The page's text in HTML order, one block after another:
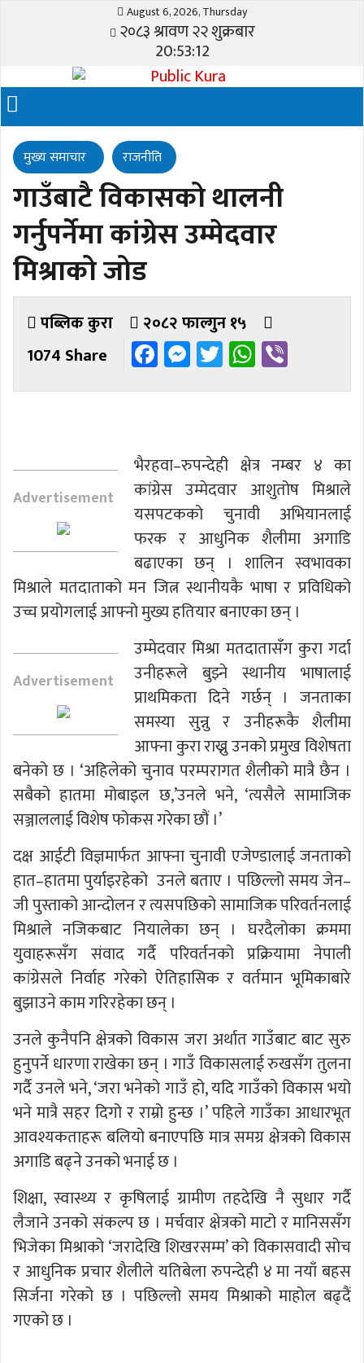
August 6, 2026, Thursday
२०८३ श्रावण २२ शुक्रबार
20:53:12
मुख्य समाचार राजनीति
गाउँबाटै विकासको थालनी
गर्नुपर्नेमा कांग्रेस उम्मेदवार
मिश्राको जोड
पब्लिक कुरा
२०८२ फाल्गुन १५
1074 Share
Facebook
Messenger
Twitter
Advertisement
भैरहवा–रुपन्देही क्षेत्र नम्बर ४ का
कांग्रेस उम्मेदवार आशुतोष मिश्राले
यसपटकको चुनावी अभियानलाई
फरक र आधुनिक शैलीमा अगाडि
बढाएका छन् । शालिन स्वभावका
मिश्राले मतदाताको मन जित्न स्थानीयकै भाषा र प्रविधिको
उच्च प्रयोगलाई आफ्नो मुख्य हतियार बनाएका छन् ।
Advertisement
उम्मेदवार मिश्रा मतदातासँग कुरा गर्दा
उनीहरूले बुझ्ने स्थानीय भाषालाई
प्राथमिकता दिने गर्छन् । जनताका
समस्या सुन्नु र उनीहरूकै शैलीमा
आफ्ना कुरा राख्नु उनको प्रमुख विशेषता
बनेको छ । ‘अहिलेको चुनाव परम्परागत शैलीको मात्रै छैन ।
सबैको हातमा मोबाइल छ,’उनले भने, ‘त्यसैले सामाजिक
सञ्जाललाई विशेष फोकस गरेका छौं ।’
दक्ष आईटी विज्ञमार्फत आफ्ना चुनावी एजेण्डालाई जनताको
हात–हातमा पुर्याइरहेको उनले बताए । पछिल्लो समय जेन–
जी पुस्ताको आन्दोलन र त्यसपछिको सामाजिक परिवर्तनलाई
मिश्राले नजिकबाट नियालेका छन् । घरदैलोका क्रममा
युवाहरूसँग संवाद गर्दै परिवर्तनको प्रक्रियामा नेपाली
कांग्रेसले निर्वाह गरेको ऐतिहासिक र वर्तमान भूमिकाबारे
बुझाउने काम गरिरहेका छन् ।
उनले कुनैपनि क्षेत्रको विकास जरा अर्थात गाउँबाट बाट सुरु
हुनुपर्ने धारणा राखेका छन् । गाउँ विकासलाई रुखसँग तुलना
गर्दै उनले भने, ‘जरा भनेको गाउँ हो, यदि गाउँको विकास भयो
भने मात्रै सहर दिगो र राम्रो हुन्छ ।’ पहिले गाउँका आधारभूत
आवश्यकताहरू बलियो बनाएपछि मात्र समग्र क्षेत्रको विकास
अगाडि बढ्ने उनको भनाई छ ।
शिक्षा, स्वास्थ्य र कृषिलाई ग्रामीण तहदेखि नै सुधार गर्दै
लैजाने उनको संकल्प छ । मर्चवार क्षेत्रको माटो र मानिससँग
भिजेका मिश्राको ‘जरादेखि शिखरसम्म’ को विकासवादी सोच
र आधुनिक प्रचार शैलीले यतिबेला रुपन्देही ४ मा नयाँ बहस
सिर्जना गरेको छ । पछिल्लो समय मिश्राको माहोल बढ्दैं
गएको छ ।